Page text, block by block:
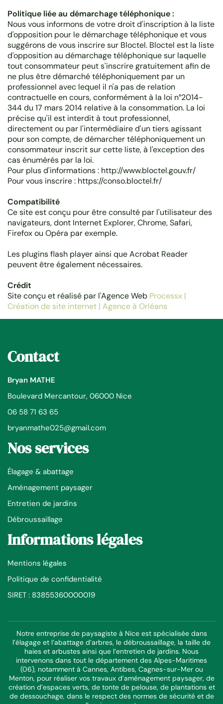
Politique liée au démarchage téléphonique :
Nous vous informons de votre droit d'inscription à la liste
d'opposition pour le démarchage téléphonique et vous
suggérons de vous inscrire sur Bloctel. Bloctel est la liste
d'opposition au démarchage téléphonique sur laquelle
tout consommateur peut s'inscrire gratuitement afin de
ne plus être démarché téléphoniquement par un
professionnel avec lequel il n'a pas de relation
contractuelle en cours, conformément à la loi n°2014-
344 du 17 mars 2014 relative à la consommation. La loi
précise qu'il est interdit à tout professionnel,
directement ou par l'intermédiaire d'un tiers agissant
pour son compte, de démarcher téléphoniquement un
consommateur inscrit sur cette liste, à l'exception des
cas énumérés par la loi.
Pour plus d'informations : http://www.bloctel.gouv.fr/
Pour vous inscrire : https://conso.bloctel.fr/
Compatibilité
Ce site est conçu pour être consulté par l'utilisateur des
navigateurs, dont Internet Explorer, Chrome, Safari,
Firefox ou Opéra par exemple.
Les plugins flash player ainsi que Acrobat Reader
peuvent être également nécessaires.
Crédit
Site conçu et réalisé par l'Agence Web Processx |
Création de site internet | Agence à Orléans
Contact
Bryan MATHE
Boulevard Mercantour, 06000 Nice
06 58 71 63 65
bryanmathe025@gmail.com
Nos services
Élagage & abattage
Aménagement paysager
Entretien de jardins
Débroussaillage
Informations légales
Mentions légales
Politique de confidentialité
SIRET : 83855360000019
Notre entreprise de paysagiste à Nice est spécialisée dans
l’élagage et l’abattage d’arbres, le débroussaillage, la taille de
haies et arbustes ainsi que l’entretien de jardins. Nous
intervenons dans tout le département des Alpes-Maritimes
(06), notamment à Cannes, Antibes, Cagnes-sur-Mer ou
Menton, pour réaliser vos travaux d’aménagement paysager, de
création d’espaces verts, de tonte de pelouse, de plantations et
de dessouchage, dans le respect des normes de sécurité et de